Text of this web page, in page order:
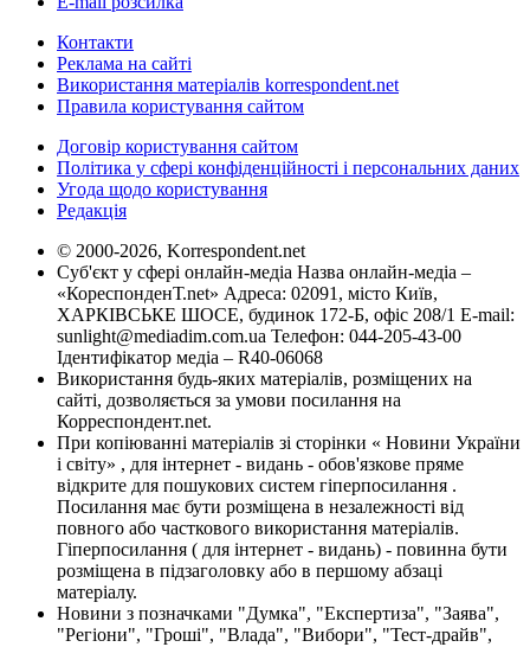
Контакти
Реклама на сайті
Використання матеріалів korrespondent.net
Правила користування сайтом
Договір користування сайтом
Політика у сфері конфіденційності і персональних даних
Угода щодо користування
Редакція
© 2000-2026, Korrespondent.net
Суб'єкт у сфері онлайн-медіа Назва онлайн-медіа –
«КореспонденТ.net» Адреса: 02091, місто Київ,
ХАРКІВСЬКЕ ШОСЕ, будинок 172-Б, офіс 208/1 E-mail:
sunlight@mediadim.com.ua Телефон: 044-205-43-00
Ідентифікатор медіа – R40-06068
Використання будь-яких матеріалів, розміщених на
сайті, дозволяється за умови посилання на
Корреспондент.net.
При копіюванні матеріалів зі сторінки « Новини України
і світу» , для інтернет - видань - обов'язкове пряме
відкрите для пошукових систем гіперпосилання .
Посилання має бути розміщена в незалежності від
повного або часткового використання матеріалів.
Гіперпосилання ( для інтернет - видань) - повинна бути
розміщена в підзаголовку або в першому абзаці
матеріалу.
Новини з позначками "Думка", "Експертиза", "Заява",
"Регіони", "Гроші", "Влада", "Вибори", "Тест-драйв",